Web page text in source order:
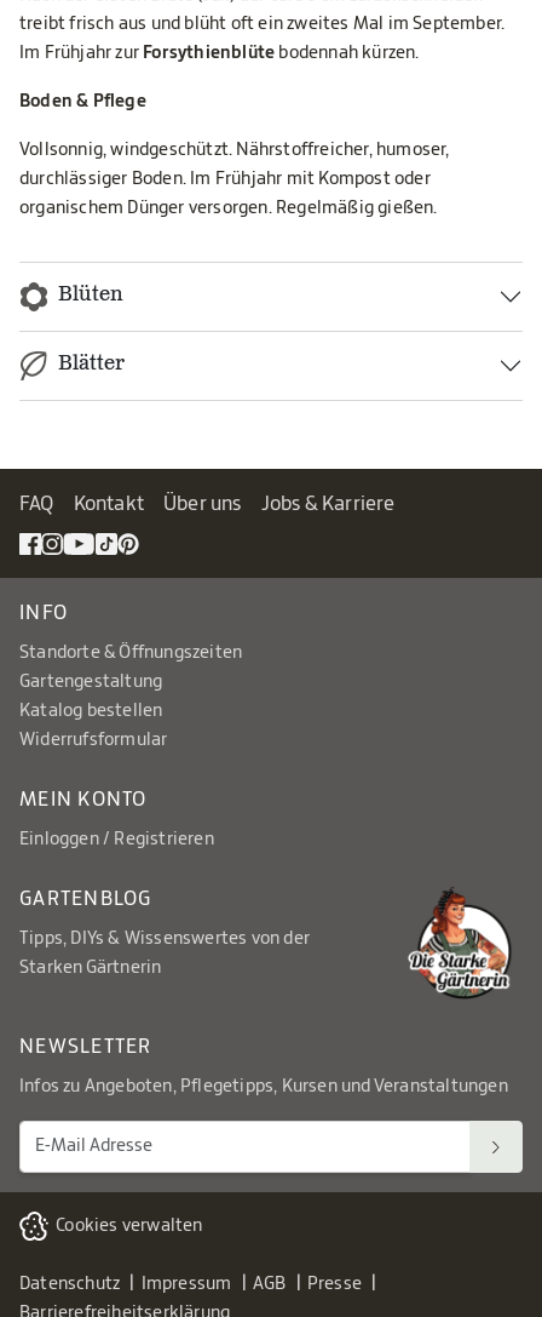
treibt frisch aus und blüht oft ein zweites Mal im September.
Im Frühjahr zur Forsythienblüte bodennah kürzen.
Boden & Pflege
Vollsonnig, windgeschützt. Nährstoffreicher, humoser,
durchlässiger Boden. Im Frühjahr mit Kompost oder
organischem Dünger versorgen. Regelmäßig gießen.
Blüten
Blätter
FAQ Kontakt Über uns Jobs & Karriere
INFO
Standorte & Öffnungszeiten
Gartengestaltung
Katalog bestellen
Widerrufsformular
MEIN KONTO
Einloggen / Registrieren
GARTENBLOG
Tipps, DIYs & Wissenswertes von der
Starken Gärtnerin
NEWSLETTER
Infos zu Angeboten, Pflegetipps, Kursen und Veranstaltungen
Cookies verwalten
Datenschutz Impressum AGB
Presse